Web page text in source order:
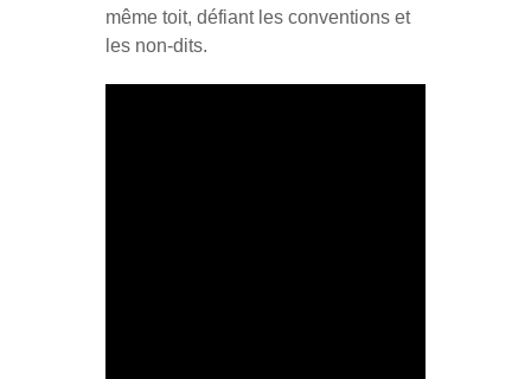
même toit, défiant les conventions et
les non-dits.